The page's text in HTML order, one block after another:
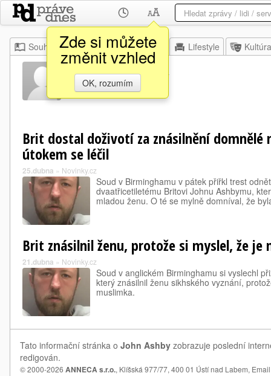
Zde si můžete
změnit vzhled
OK, rozumím
Souhrn Moje Z domova Lifestyle Kultúra
John Ashby
Brit dostal doživotí za znásilnění domnělé
útokem se léčil
25.dubna » Novinky.cz
Soud v Birminghamu v pátek přiřkl trest
dvaatřicetiletému Britovi Johnu Ashbymu,
mladou ženu. O té se mylně domníval, že
Brit znásilnil ženu, protože si myslel, že je
21.dubna » Novinky.cz
Soud v anglickém Birminghamu si vyslechl
který znásilnil ženu sikhského vyznání,
muslimka.
Tato informační stránka o John Ashby zobrazuje poslední
redigován.
© 2000-2026 ANNECA s.r.o., Klíšská 977/77, 400 01 Ústí nad Labem,